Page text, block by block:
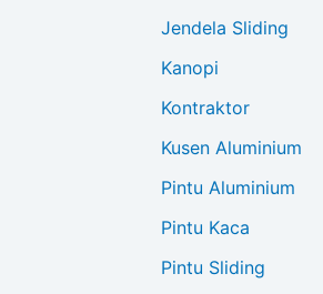
Jendela Sliding
Kanopi
Kontraktor
Kusen Aluminium
Pintu Aluminium
Pintu Kaca
Pintu Sliding